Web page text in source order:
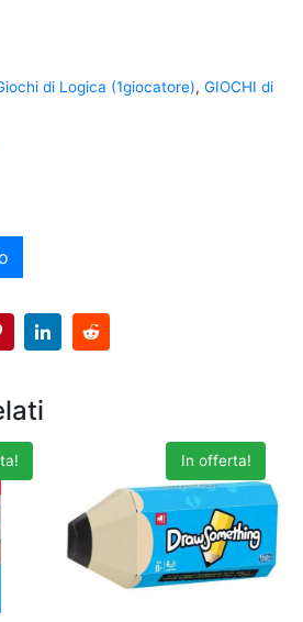
di Logica (1giocatore), GIOCHI di
In offerta!